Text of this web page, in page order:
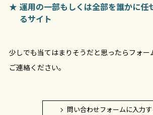
運用の一部もしくは全部を誰かに任
るサイト
少しでも当てはまりそうだと思ったらフォー
ご連絡ください。
問い合わせフォームに入力す